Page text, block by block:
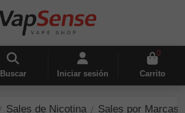
Buscar Iniciar sesión
0
Carrito
Sales de Nicotina Sales por Marcas